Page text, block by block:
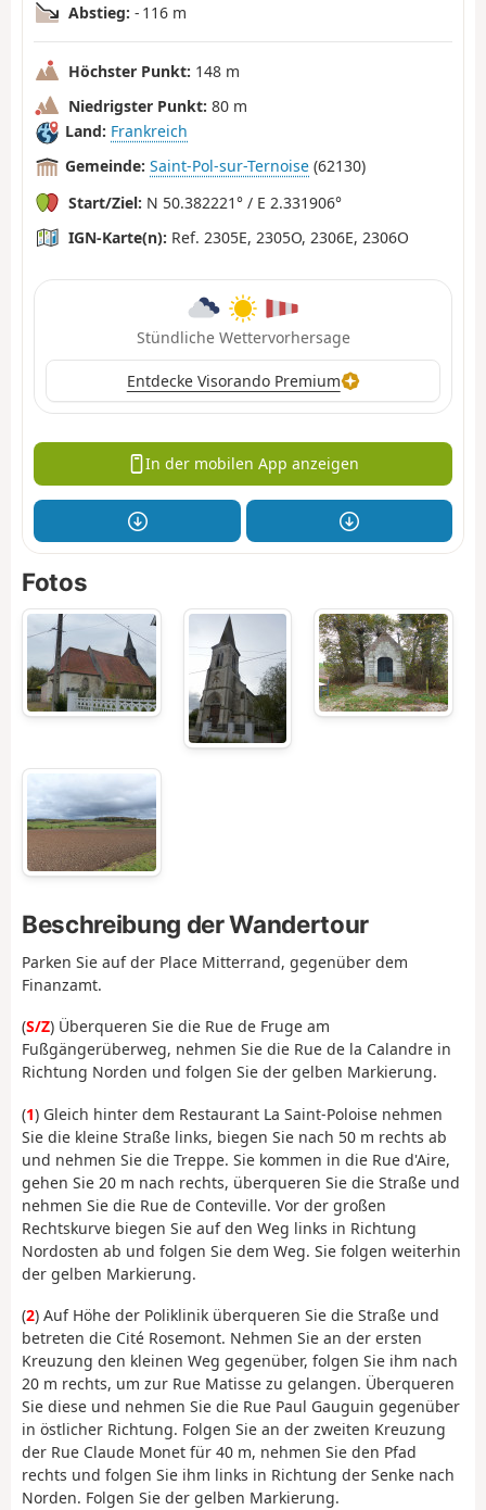
Abstieg: - 116 m
Höchster Punkt: 148 m
Niedrigster Punkt: 80 m
Land: Frankreich
Gemeinde: Saint-Pol-sur-Ternoise (62130)
Start/Ziel: N 50.382221° / E 2.331906°
IGN-Karte(n): Ref. 2305E, 2305O, 2306E, 2306O
Stündliche Wettervorhersage
Entdecke Visorando Premium
In der mobilen App anzeigen
Fotos
Beschreibung der Wandertour
Parken Sie auf der Place Mitterrand, gegenüber dem
Finanzamt.
(S/Z) Überqueren Sie die Rue de Fruge am
Fußgängerüberweg, nehmen Sie die Rue de la Calandre in
Richtung Norden und folgen Sie der gelben Markierung.
(1) Gleich hinter dem Restaurant La Saint-Poloise nehmen
Sie die kleine Straße links, biegen Sie nach 50 m rechts ab
und nehmen Sie die Treppe. Sie kommen in die Rue d'Aire,
gehen Sie 20 m nach rechts, überqueren Sie die Straße und
nehmen Sie die Rue de Conteville. Vor der großen
Rechtskurve biegen Sie auf den Weg links in Richtung
Nordosten ab und folgen Sie dem Weg. Sie folgen weiterhin
der gelben Markierung.
(2) Auf Höhe der Poliklinik überqueren Sie die Straße und
betreten die Cité Rosemont. Nehmen Sie an der ersten
Kreuzung den kleinen Weg gegenüber, folgen Sie ihm nach
20 m rechts, um zur Rue Matisse zu gelangen. Überqueren
Sie diese und nehmen Sie die Rue Paul Gauguin gegenüber
in östlicher Richtung. Folgen Sie an der zweiten Kreuzung
der Rue Claude Monet für 40 m, nehmen Sie den Pfad
rechts und folgen Sie ihm links in Richtung der Senke nach
Norden. Folgen Sie der gelben Markierung.